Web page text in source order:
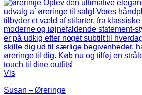
Vis
Susan – Øreringe